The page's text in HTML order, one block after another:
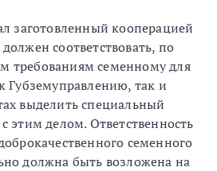
заготовленный кооперацией
соответствовать, по
требованиям семенному для
Губземуправлению, так и
выделить специальный
этим делом. Ответственность
семенного
должна быть возложена на